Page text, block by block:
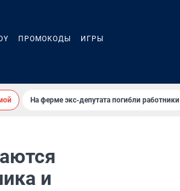
ПРОМОКОДЫ ИГРЫ
На ферме экс-депутата погибли работники
и